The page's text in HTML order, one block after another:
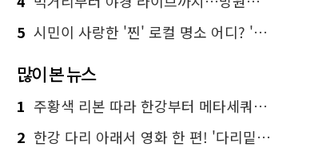
5 시민이 사랑한 '찐' 로컬 명소 어디? '서울에디션25' 추천 코스
많이 본 뉴스
1 주황색 리본 따라 한강부터 메타세쿼이아 숲길까지…서울둘레길 15코스
2 한강 다리 아래서 영화 한 편! '다리밑 영화관' 무료 상영